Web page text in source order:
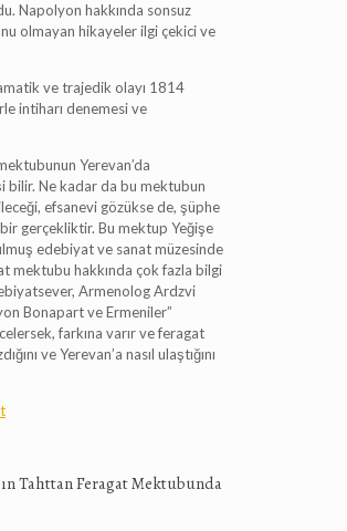
Napolyon hakkında sonsuz
olmayan hikayeler ilgi çekici ve
ve trajedik olayı 1814
intiharı denemesi ve
Yerevan’da
bilir. Ne kadar da bu mektubun
efsanevi gözükse de, şüphe
gerçekliktir. Bu mektup Yeğişe
edebiyat ve sanat müzesinde
mektubu hakkında çok fazla bilgi
Armenolog Ardzvi
Bonapart ve Ermeniler”
farkına varır ve feragat
ve Yerevan’a nasıl ulaştığını
Tahttan Feragat Mektubunda